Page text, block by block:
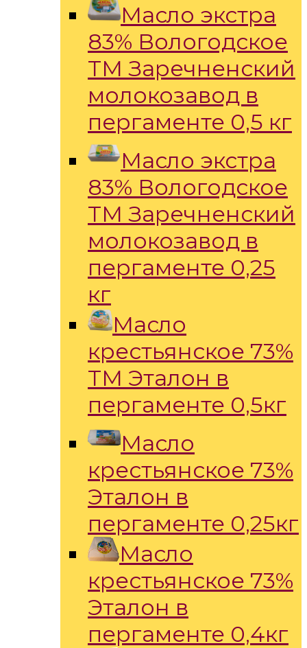
Масло экстра
83% Вологодское
ТМ Заречненский
молокозавод в
пергаменте 0,5 кг
Масло экстра
83% Вологодское
ТМ Заречненский
молокозавод в
пергаменте 0,25
кг
Масло
крестьянское 73%
ТМ Эталон в
пергаменте 0,5кг
Масло
крестьянское 73%
Эталон в
пергаменте 0,25кг
Масло
крестьянское 73%
Эталон в
пергаменте 0,4кг